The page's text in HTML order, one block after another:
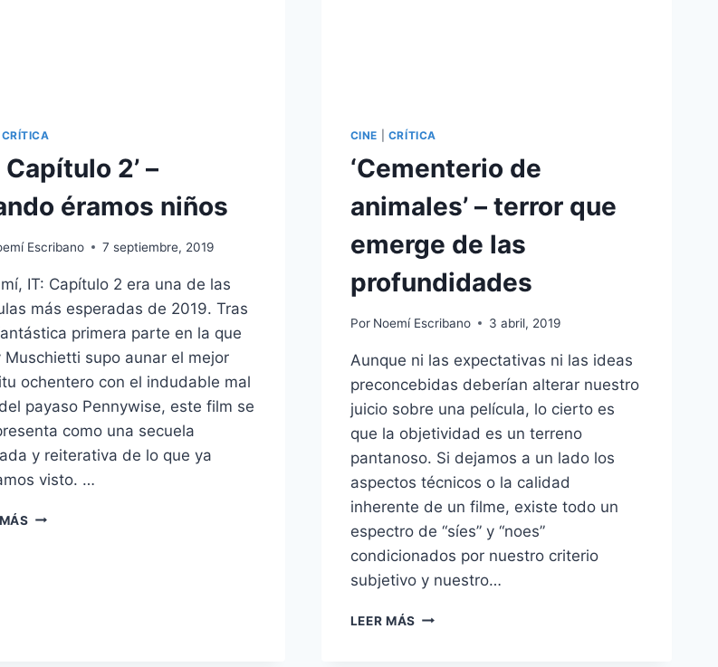
CRÍTICA
Capítulo 2’ –
éramos niños
Escribano 7 septiembre, 2019
IT: Capítulo 2 era una de las
más esperadas de 2019. Tras
primera parte en la que
Muschietti supo aunar el mejor
ochentero con el indudable mal
payaso Pennywise, este film se
como una secuela
y reiterativa de lo que ya
visto. …
‘IT:
CINE CRÍTICA
‘Cementerio de
animales’ – terror que
emerge de las
profundidades
Por Noemí Escribano 3 abril, 2019
Aunque ni las expectativas ni las ideas
preconcebidas deberían alterar nuestro
juicio sobre una película, lo cierto es
que la objetividad es un terreno
pantanoso. Si dejamos a un lado los
aspectos técnicos o la calidad
inherente de un filme, existe todo un
espectro de “síes” y “noes”
condicionados por nuestro criterio
subjetivo y nuestro…
LEER MÁS ‘CEMENTERIO